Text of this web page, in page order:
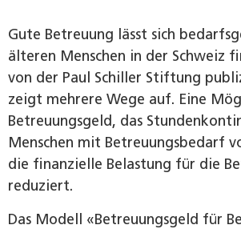
Gute Betreuung lässt sich
älteren Menschen in der Schweiz
von der Paul Schiller Stiftung
zeigt mehrere Wege auf. Eine
Betreuungsgeld, das
Menschen mit Betreuungsbedarf
die finanzielle Belastung für die
reduziert.
Das Modell «Betreuungsgeld für